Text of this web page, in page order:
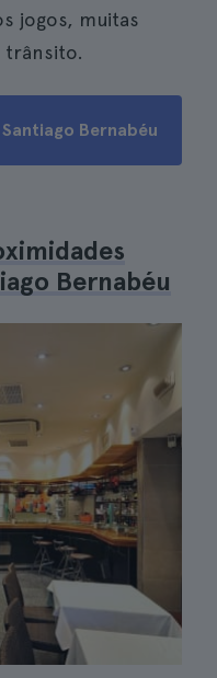
jogos, muitas
trânsito.
Bernabéu
Bernabéu